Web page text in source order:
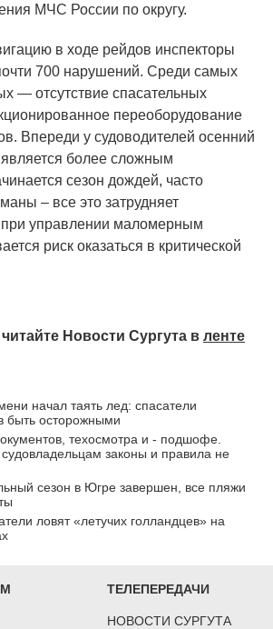
МЧС России по округу.
в ходе рейдов инспекторы
700 нарушений. Среди самых
— отсутствие спасательных
переоборудование
Впереди у судоводителей осенний
более сложным
сезон дождей, часто
– все это затрудняет
управлении маломерным
риск оказаться в критической
Новости Сургута в ленте
начал таять лед: спасатели
быть осторожными
техосмотра и - подшофе.
судовладельцам законы и правила не
сезон в Югре завершен, все пляжи
ловят «летучих голландцев» на
ТЕЛЕПЕРЕДАЧИ
НОВОСТИ СУРГУТА